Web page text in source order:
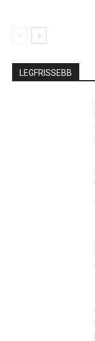
LEGFRISSEBB